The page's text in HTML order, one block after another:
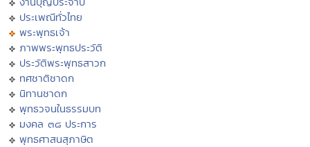
ประเพณีทั่วไทย
พระพุทธเจ้า
ภาพพระพุทธประวัติ
ประวัติพระพุทธสาวก
ทศชาติชาดก
นิทานชาดก
พุทธวจนในธรรมบท
มงคล ๓๘ ประการ
พุทธศาสนสุภาษิต